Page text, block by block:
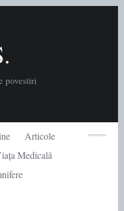
povestiri
Articole
Medicală